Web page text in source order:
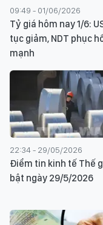
09:49 - 01/06/2026
Tỷ giá hôm nay 1/6:
tục giảm, NDT phục
mạnh
22:34 - 29/05/2026
Điểm tin kinh tế Thế
bật ngày 29/5/2026